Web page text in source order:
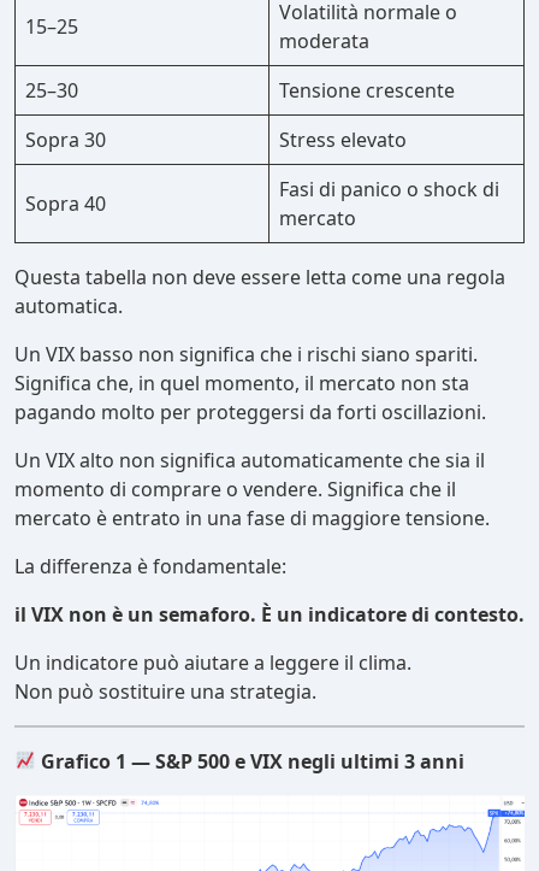
15–25
Volatilità normale o
moderata
25–30
Tensione crescente
Sopra 30
Stress elevato
Sopra 40
Fasi di panico o shock di
mercato
Questa tabella non deve essere letta come una regola
automatica.
Un VIX basso non significa che i rischi siano spariti.
Significa che, in quel momento, il mercato non sta
pagando molto per proteggersi da forti oscillazioni.
Un VIX alto non significa automaticamente che sia il
momento di comprare o vendere. Significa che il
mercato è entrato in una fase di maggiore tensione.
La differenza è fondamentale:
il VIX non è un semaforo. È un indicatore di contesto.
Un indicatore può aiutare a leggere il clima.
Non può sostituire una strategia.
Grafico 1 — S&P 500 e VIX negli ultimi 3 anni